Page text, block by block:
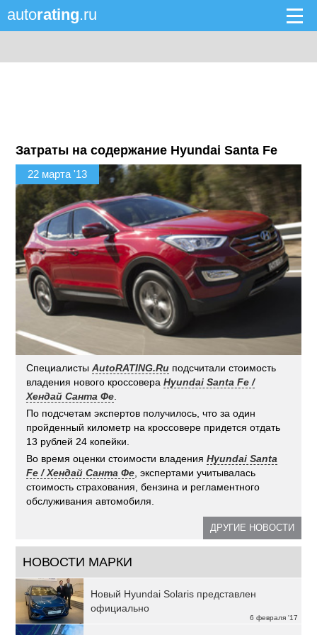
autorating.ru
Затраты на содержание Hyundai Santa Fe
22 марта '13
СпециалистыAutoRATING.Ru подсчитали стоимость
владения нового кроссовераHyundai Santa Fe /
Хендай Санта Фе
По подсчетам экспертов получилось, что за один
пройденный километр на кроссовере придется отдать
13 рублей 24 копейки.
Во время оценки стоимости владенияHyundai Santa
Fe / Хендай Санта Фе , экспертами учитывалась
стоимость страхования, бензина и регламентного
обслуживания автомобиля.
ДРУГИЕ НОВОСТИ
НОВОСТИ МАРКИ
6 февраля '17
Новый Hyundai Solaris представлен
официально